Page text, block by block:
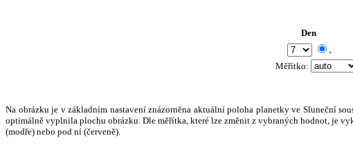
Den
.
Měřítko:
Na obrázku je v základním nastavení znázorněna aktuální poloha planetky ve Sluneční
optimálně vyplnila plochu obrázku. Dle měřítka, které lze změnit z vybraných hodnot, je
(modře) nebo pod ní (červeně).